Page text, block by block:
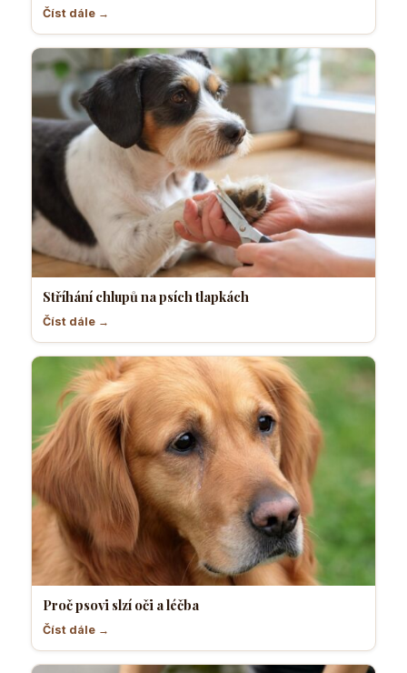
Číst dále →
Stříhání chlupů na psích tlapkách
Číst dále →
Proč psovi slzí oči a léčba
Číst dále →